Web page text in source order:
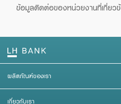
ข้อมูลติดต่อของหน่วยงานที่เกี่ยว
ผลิตภัณฑ์ของเรา
เกี่ยวกับเรา